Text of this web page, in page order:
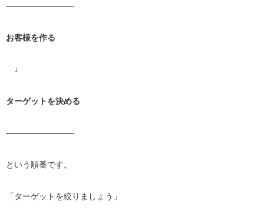
————————-
お客様を作る
↓
ターゲットを決める
————————-
という順番です。
「ターゲットを絞りましょう」